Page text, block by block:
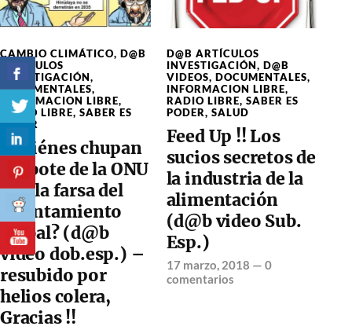
CAMBIO CLIMÁTICO, D@B
ARTÍCULOS
INVESTIGACIÓN,
DOCUMENTALES,
INFORMACION LIBRE,
RADIO LIBRE, SABER ES
PODER
¿Quiénes chupan
del bote de la ONU
con la farsa del
calentamiento
global? (d@b
video dob.esp.) –
resubido por
helios colera,
Gracias !!
D@B ARTÍCULOS
INVESTIGACIÓN, D@B
VIDEOS, DOCUMENTALES,
INFORMACION LIBRE,
RADIO LIBRE, SABER ES
PODER, SALUD
Feed Up !! Los
sucios secretos de
la industria de la
alimentación
(d@b video Sub.
Esp.)
17 marzo, 2018 — 0
comentarios